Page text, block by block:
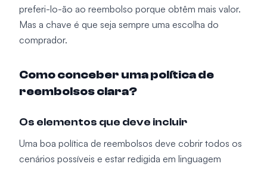
preferi-lo-ão ao reembolso porque obtêm mais valor.
Mas a chave é que seja sempre uma escolha do
comprador.
Como conceber uma política de
reembolsos clara?
Os elementos que deve incluir
Uma boa política de reembolsos deve cobrir todos os
cenários possíveis e estar redigida em linguagem